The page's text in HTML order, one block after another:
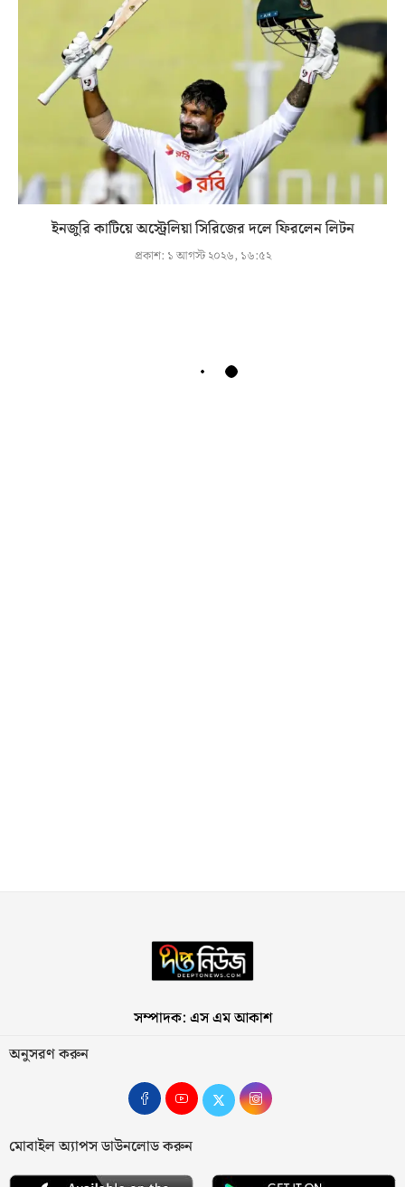
ইনজুরি কাটিয়ে অস্ট্রেলিয়া সিরিজের দলে ফিরলেন লিটন
প্রকাশ: ১ আগস্ট ২০২৬, ১৬:৫২
সম্পাদক: এস এম আকাশ
অনুসরণ করুন
মোবাইল অ্যাপস ডাউনলোড করুন